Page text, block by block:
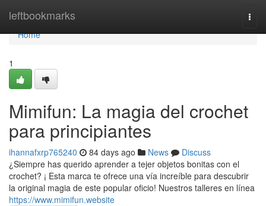
leftbookmarks
Home
Home
1
Mimifun: La magia del crochet
para principiantes
ihannafxrp765240 84 days ago News
Discuss
¿Siempre has querido aprender a tejer objetos bonitas con el
crochet? ¡ Esta marca te ofrece una vía increíble para descubrir
la original magia de este popular oficio! Nuestros talleres en línea
https://www.mimifun.website